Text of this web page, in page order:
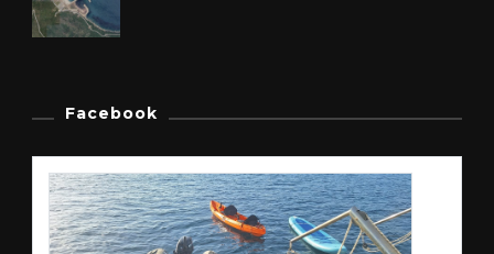
Facebook